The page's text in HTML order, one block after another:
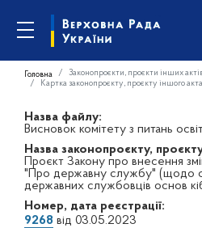
Головна Законопроєкти, проєкти інших
Картка законопроєкту, проєкту іншого акта
Назва файлу:
Висновок комітету з питань
Назва законопроєкту,
Проєкт Закону про внесення
"Про державну службу" (щодо
державних службовців основ
Номер, дата реєстрації:
9268 від 03.05.2023